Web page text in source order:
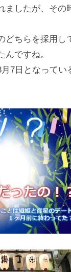
したが、その
どちらを採用
ですね。
7日となって